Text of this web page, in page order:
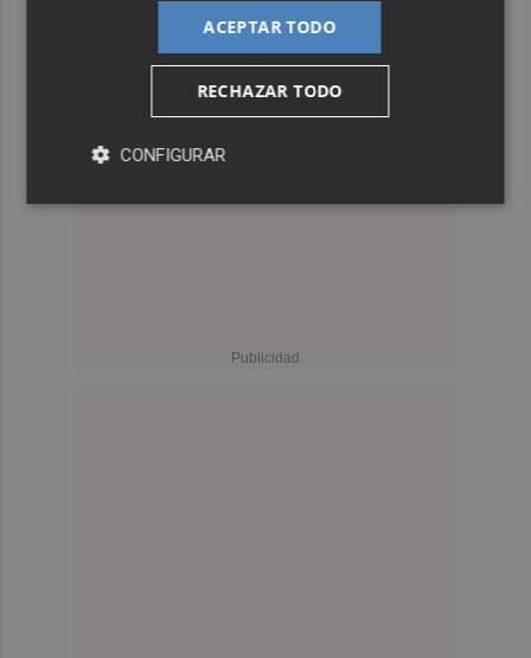
ACEPTAR TODO
RECHAZAR TODO
CONFIGURAR